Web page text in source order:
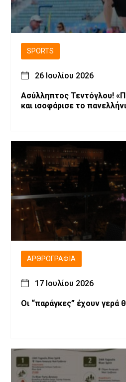
SPORTS
26 Ιουλίου 2026
Ασύλληπτος Τεντόγλου!
και ισοφάρισε το
ΑΡΘΡΟΓΡΑΦΊΑ
17 Ιουλίου 2026
Οι “παράγκες” έχουν γερά